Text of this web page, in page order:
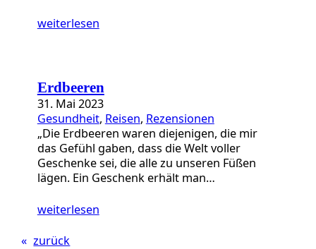
weiterlesen
Erdbeeren
31. Mai 2023
Gesundheit, Reisen, Rezensionen
„Die Erdbeeren waren diejenigen, die mir
das Gefühl gaben, dass die Welt voller
Geschenke sei, die alle zu unseren Füßen
lägen. Ein Geschenk erhält man…
weiterlesen
« zurück